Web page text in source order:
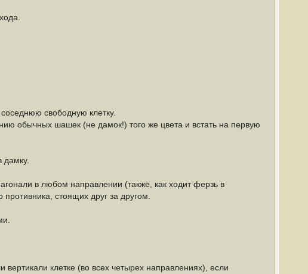
свободную клетку.
обычных шашек (не дамок!) того же цвета и встать на первую
в любом направлении (также, как ходит ферзь в
стоящих друг за другом.
клетке (во всех четырех направлениях), если